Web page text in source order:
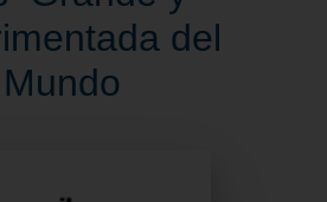
del
Mundo